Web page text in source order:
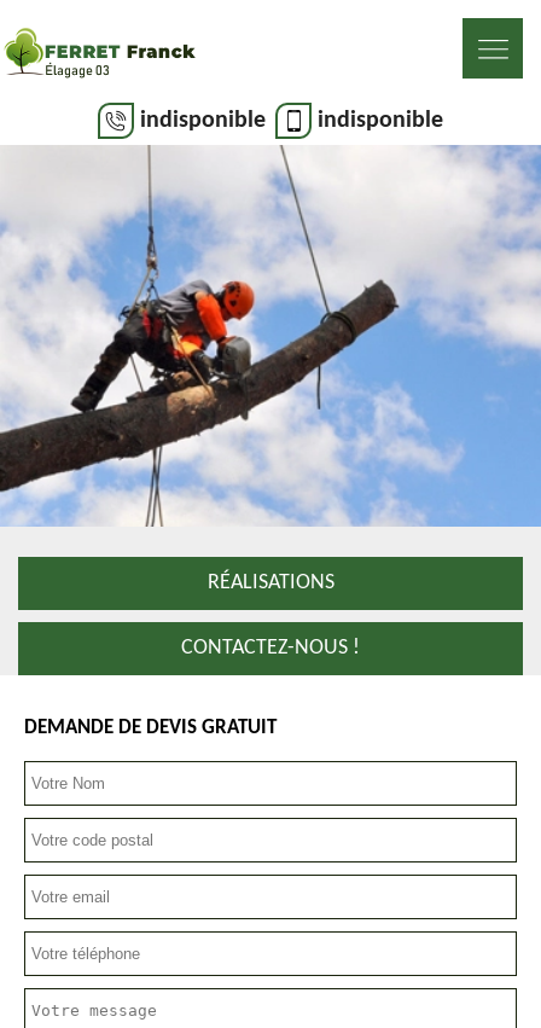
indisponible indisponible
RÉALISATIONS
CONTACTEZ-NOUS !
DEMANDE DE DEVIS GRATUIT